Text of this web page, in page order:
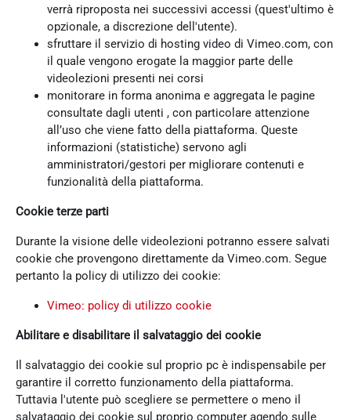
verrà riproposta nei successivi accessi (quest'ultimo è
opzionale, a discrezione dell'utente).
sfruttare il servizio di hosting video di Vimeo.com, con
il quale vengono erogate la maggior parte delle
videolezioni presenti nei corsi
monitorare in forma anonima e aggregata le pagine
consultate dagli utenti , con particolare attenzione
all’uso che viene fatto della piattaforma. Queste
informazioni (statistiche) servono agli
amministratori/gestori per migliorare contenuti e
funzionalità della piattaforma.
Cookie terze parti
Durante la visione delle videolezioni potranno essere salvati
cookie che provengono direttamente da Vimeo.com. Segue
pertanto la policy di utilizzo dei cookie:
Vimeo: policy di utilizzo cookie
Abilitare e disabilitare il salvataggio dei cookie
Il salvataggio dei cookie sul proprio pc è indispensabile per
garantire il corretto funzionamento della piattaforma.
Tuttavia l'utente può scegliere se permettere o meno il
salvataggio dei cookie sul proprio computer agendo sulle